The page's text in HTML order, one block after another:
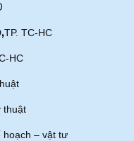
,TP. TC-HC
HC
thuật
hoạch – vật tư